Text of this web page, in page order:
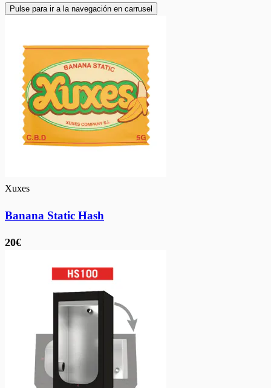
Pulse para ir a la navegación en carrusel
Xuxes
Banana Static Hash
20€